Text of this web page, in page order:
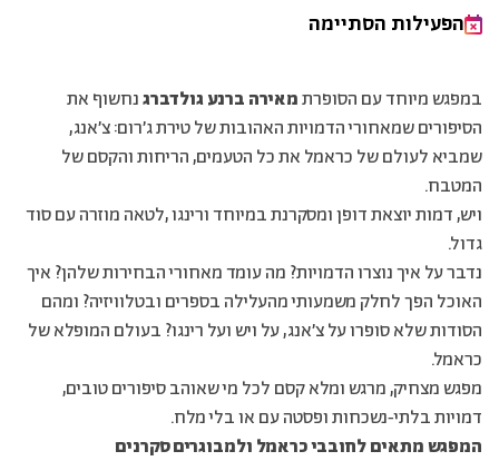
הפעילות הסתיימה
במפגש מיוחד עם הסופרתמאירה ברנע גולדברגנחשוף את
הסיפורים שמאחורי הדמויות האהובות של טירת ג׳רום: צ׳אנג,
שמביא לעולם של כראמל את כל הטעמים, הריחות והקסם של
המטבח.
ויש, דמות יוצאת דופן ומסקרנת במיוחד ורינגו ,לטאה מוזרה עם סוד
גדול.
נדבר על איך נוצרו הדמויות? מה עומד מאחורי הבחירות שלהן? איך
האוכל הפך לחלק משמעותי מהעלילה בספרים ובטלוויזיה? ומהם
הסודות שלא סופרו על צ׳אנג, על ויש ועל רינגו? בעולם המופלא של
כראמל.
מפגש מצחיק, מרגש ומלא קסם לכל מי שאוהב סיפורים טובים,
דמויות בלתי‑נשכחות ופסטה עם או בלי מלח.
המפגש מתאים לחובבי כראמל ולמבוגרים סקרנים